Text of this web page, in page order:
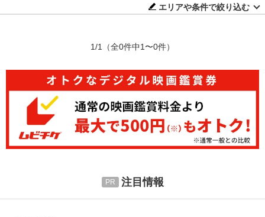
エリアや条件で絞り込む
1/1 （全0件中1〜0件）
注目情報